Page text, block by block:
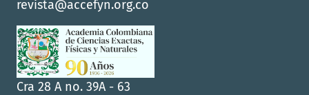
revista@accefyn.org.co
Cra 28 A no. 39A - 63